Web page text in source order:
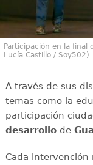
Participación en la final
Lucía Castillo / Soy502)
A través de sus
temas como la
participación
desarrollode
Cada intervención